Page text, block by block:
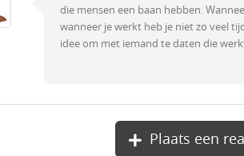
die mensen een baan hebben.
wanneer je werkt heb je niet zo veel
idee om met iemand te daten die
Plaats een